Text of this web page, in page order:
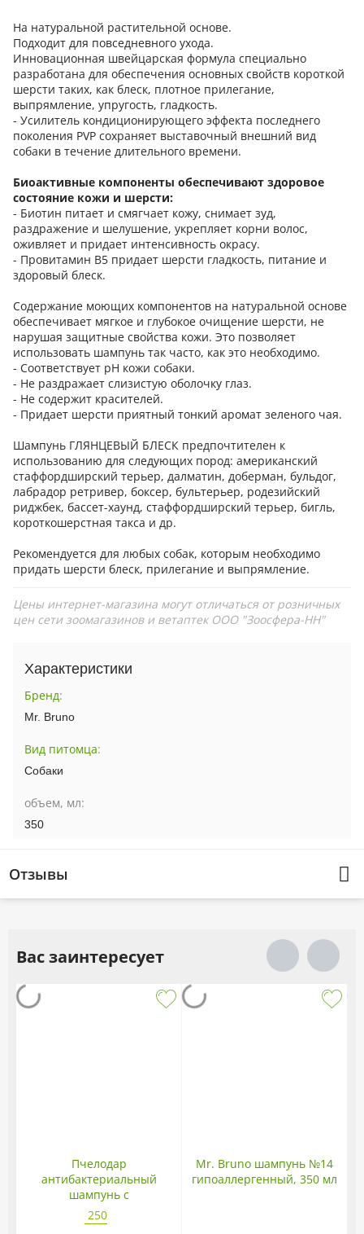
На натуральной растительной основе.
Подходит для повседневного ухода.
Инновационная швейцарская формула специально
разработана для обеспечения основных свойств короткой
шерсти таких, как блеск, плотное прилегание,
выпрямление, упругость, гладкость.
- Усилитель кондиционирующего эффекта последнего
поколения PVP сохраняет выставочный внешний вид
собаки в течение длительного времени.
Биоактивные компоненты обеспечивают здоровое
состояние кожи и шерсти:
- Биотин питает и смягчает кожу, снимает зуд,
раздражение и шелушение, укрепляет корни волос,
оживляет и придает интенсивность окрасу.
- Провитамин В5 придает шерсти гладкость, питание и
здоровый блеск.
Содержание моющих компонентов на натуральной основе
обеспечивает мягкое и глубокое очищение шерсти, не
нарушая защитные свойства кожи. Это позволяет
использовать шампунь так часто, как это необходимо.
- Соответствует pH кожи собаки.
- Не раздражает слизистую оболочку глаз.
- Не содержит красителей.
- Придает шерсти приятный тонкий аромат зеленого чая.
Шампунь ГЛЯНЦЕВЫЙ БЛЕСК предпочтителен к
использованию для следующих пород: американский
стаффордширский терьер, далматин, доберман, бульдог,
лабрадор ретривер, боксер, бультерьер, родезийский
риджбек, бассет-хаунд, стаффордширский терьер, бигль,
короткошерстная такса и др.
Рекомендуется для любых собак, которым необходимо
придать шерсти блеск, прилегание и выпрямление.
Цены интернет-магазина могут отличаться от розничных
цен сети зоомагазинов и ветаптек ООО "Зоосфера-НН"
Характеристики
Бренд:
Mr. Bruno
Вид питомца:
Собаки
объем, мл:
350
Отзывы
Вас заинтересует
Пчелодар
антибактериальный
шампунь с
хлоргексидином 5%
пролонгированного
250
Mr. Bruno шампунь №14
гипоаллергенный, 350 мл